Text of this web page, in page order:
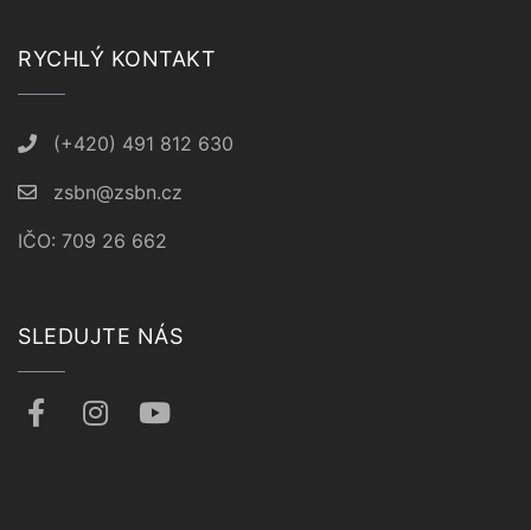
RYCHLÝ KONTAKT
(+420) 491 812 630
zsbn@zsbn.cz
IČO: 709 26 662
SLEDUJTE NÁS